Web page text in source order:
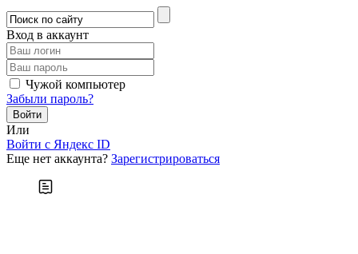
Вход в аккаунт
Чужой компьютер
Забыли пароль?
Или
Войти c Яндекс ID
Еще нет аккаунта? Зарегистрироваться